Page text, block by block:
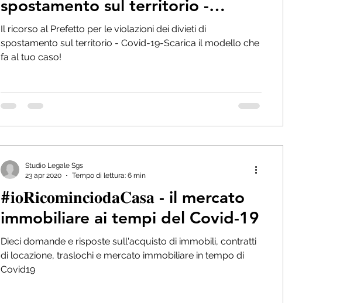
spostamento sul territorio -
Covid-19
Il ricorso al Prefetto per le violazioni dei divieti di
spostamento sul territorio - Covid-19-Scarica il modello che
fa al tuo caso!
#𝐢𝐨𝐑𝐢𝐜𝐨𝐦𝐢𝐧𝐜𝐢𝐨𝐝𝐚𝐂𝐚𝐬𝐚 - il mercato
immobiliare ai tempi del Covid-19
Dieci domande e risposte sull'acquisto di immobili, contratti
di locazione, traslochi e mercato immobiliare in tempo di
Covid19
Studio Legale Sgs
23 apr 2020
Tempo di lettura: 6 min